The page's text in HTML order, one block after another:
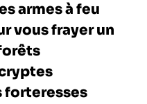
armes à feu
vous frayer un
forteresses